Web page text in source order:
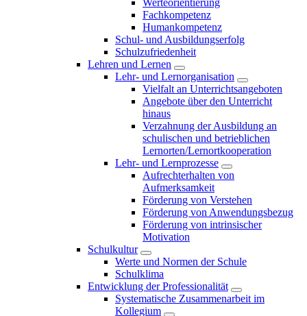
Werteorientierung
Fachkompetenz
Humankompetenz
Schul- und Ausbildungserfolg
Schulzufriedenheit
Lehren und Lernen
Lehr- und Lernorganisation
Vielfalt an Unterrichtsangeboten
Angebote über den Unterricht
hinaus
Verzahnung der Ausbildung an
schulischen und betrieblichen
Lernorten/Lernortkooperation
Lehr- und Lernprozesse
Aufrechterhalten von
Aufmerksamkeit
Förderung von Verstehen
Förderung von Anwendungsbezug
Förderung von intrinsischer
Motivation
Schulkultur
Werte und Normen der Schule
Schulklima
Entwicklung der Professionalität
Systematische Zusammenarbeit im
Kollegium